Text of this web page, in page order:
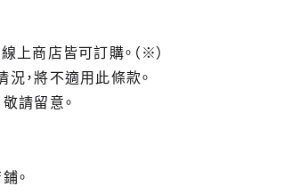
商店皆可訂購。（※）
，將不適用此條款。
請留意。
。